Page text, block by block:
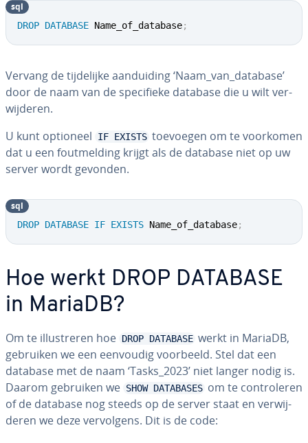
DROP DATABASE Name_of_database;
sql
Vervang de tij­de­lij­ke aan­dui­ding ‘Naam_van_database’
door de naam van de spe­ci­fie­ke database die u wilt ver­
wij­de­ren.
U kunt optioneel
IF EXISTS toevoegen om te voorkomen
dat u een fout­mel­ding krijgt als de database niet op uw
server wordt gevonden.
DROP DATABASE IF EXISTS Name_of_database;
sql
Hoe werkt DROP DATABASE
in MariaDB?
Om te il­lu­stre­ren hoe DROP DATABASE werkt in MariaDB,
gebruiken we een eenvoudig voorbeeld. Stel dat een
database met de naam ‘Tasks_2023’ niet langer nodig is.
Daarom gebruiken we SHOW DATABASES om te con­tro­le­ren
of de database nog steeds op de server staat en ver­wij­
de­ren we deze ver­vol­gens. Dit is de code: